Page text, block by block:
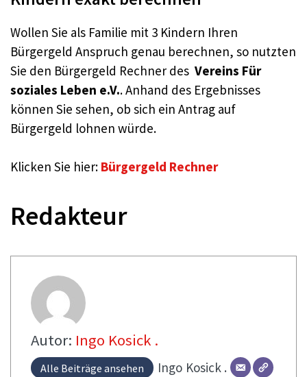
Wollen Sie als Familie mit 3 Kindern Ihren
Bürgergeld Anspruch genau berechnen, so nutzten
Sie den Bürgergeld Rechner des Vereins Für
soziales Leben e.V.. Anhand des Ergebnisses
können Sie sehen, ob sich ein Antrag auf
Bürgergeld lohnen würde.
Klicken Sie hier: Bürgergeld Rechner
Redakteur
Autor: Ingo Kosick .
Alle Beiträge ansehen Ingo Kosick .